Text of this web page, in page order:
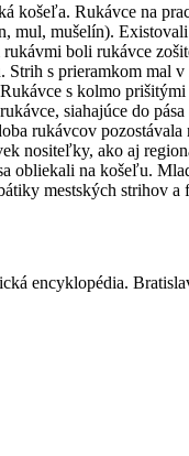
košeľa. Rukávce na
mul, mušelín).
boli rukávce
s prieramkom mal
s kolmo
siahajúce do
rukávcov
nositeľky, ako aj
obliekali na košeľu.
mestských strihov a
encyklopédia.